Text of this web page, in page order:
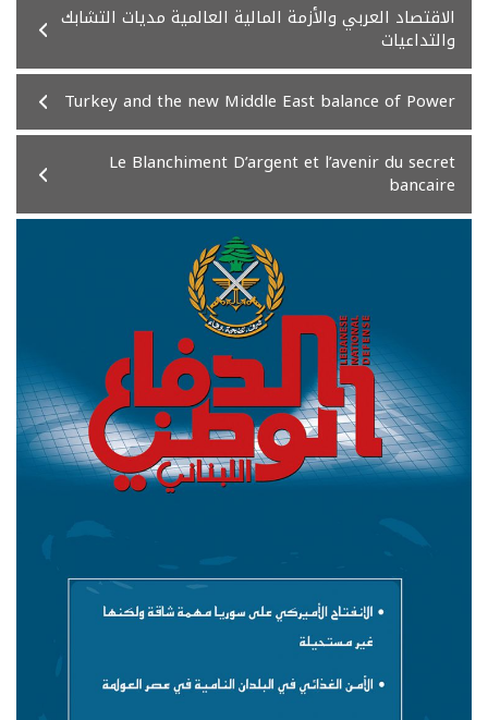
الاقتصاد العربي والأزمة المالية العالمية مديات التشابك
والتداعيات
Turkey and the new Middle East balance of Power
Le Blanchiment D’argent et l’avenir du secret
bancaire